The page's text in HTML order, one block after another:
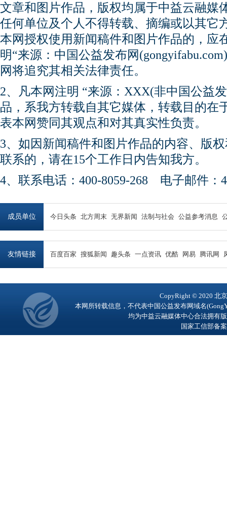
文章和图片作品，版权均属于中益云融媒
任何单位及个人不得转载、摘编或以其它
本网授权使用新闻稿件和图片作品的，应
明“来源：中国公益发布网
网将追究其相关法律责任。
2、凡本网注明 “来源：XXX(非中国公益
品，系我方转载自其它媒体，转载目的在
表本网赞同其观点和对其真实性负责。
3、如因新闻稿件和图片作品的内容、版
联系的，请在15个工作日内告知我方。
4、联系电话：400-8059-268 电子邮件：
成员单位 今日头条 北方周末 无界新闻 法制与社会 公益参考消息
友情链接 百度百家 搜狐新闻 趣头条 一点资讯 优酷 网易 腾讯网
CopyRight © 2020 北
本网所转载信息，不代表中国公益发布网域名
均为中益云融媒体中心合法拥有
国家工信部备